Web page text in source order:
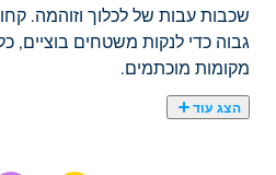
שכבות עבות של לכלוך וזוהמה.
גבוה כדי לנקות משטחים בוציים,
מקומות מוכתמים.
הצג עוד